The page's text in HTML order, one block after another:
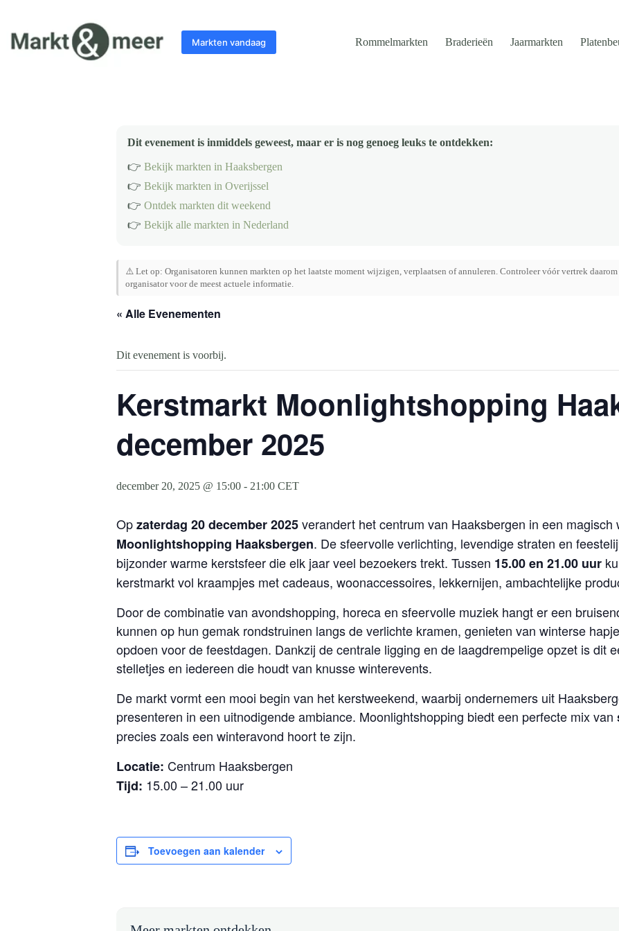
inhoud
Markten vandaag Rommelmarkten Braderieën Jaarmarkten
Dit evenement is inmiddels geweest, maar er is nog genoeg leuks te ontdekken:
👉 Bekijk markten in Haaksbergen
👉 Bekijk markten in Overijssel
👉 Ontdek markten dit weekend
👉 Bekijk alle markten in Nederland
⚠️ Let op: Organisatoren kunnen markten op het laatste moment wijzigen, verplaatsen of annuleren. Controleer vóór vertrek
organisator voor de meest actuele informatie.
« Alle Evenementen
Dit evenement is voorbij.
Kerstmarkt Moonlightshopping
december 2025
december 20, 2025 @ 15:00 - 21:00 CET
Opzaterdag 20 december 2025verandert het centrum van Haaksbergen in een magisch
Moonlightshopping Haaksbergen. De sfeervolle verlichting, levendige straten en
bijzonder warme kerstsfeer die elk jaar veel bezoekers trekt. Tussen 15.00 en 21.00 uur
kerstmarkt vol kraampjes met cadeaus, woonaccessoires, lekkernijen, ambachtelijke
Door de combinatie van avondshopping, horeca en sfeervolle muziek hangt er een
kunnen op hun gemak rondstruinen langs de verlichte kramen, genieten van winterse
opdoen voor de feestdagen. Dankzij de centrale ligging en de laagdrempelige opzet is dit
stelletjes en iedereen die houdt van knusse winterevents.
De markt vormt een mooi begin van het kerstweekend, waarbij ondernemers uit
presenteren in een uitnodigende ambiance. Moonlightshopping biedt een perfecte mix van
precies zoals een winteravond hoort te zijn.
Locatie: Centrum Haaksbergen
Tijd: 15.00 – 21.00 uur
Toevoegen aan kalender